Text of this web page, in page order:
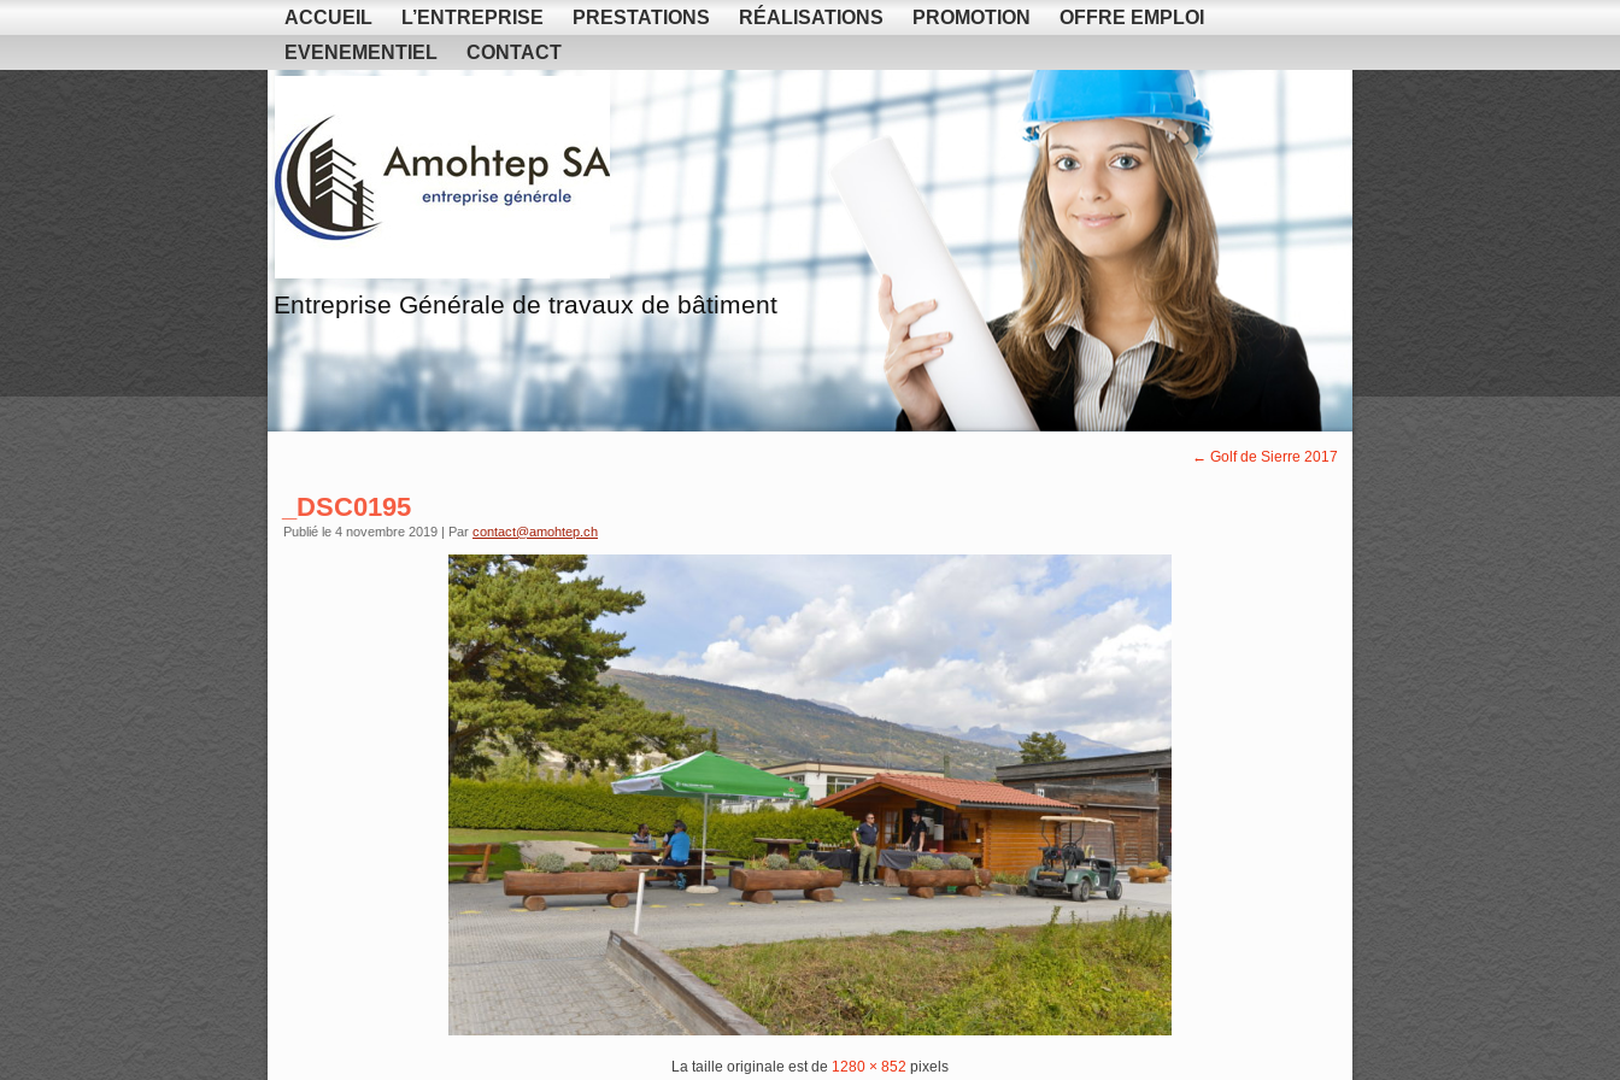
ACCUEIL L’ENTREPRISE PRESTATIONS RÉALISATIONS PROMOTION
OFFRE EMPLOI
EVENEMENTIEL
CONTACT
Entreprise Générale de travaux de bâtiment
← Golf de Sierre 2017
_DSC0195
Publié le 4 novembre 2019 | Par contact@amohtep.ch
La taille originale est de 1280 × 852 pixels